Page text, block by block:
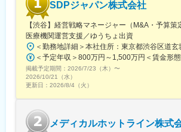
変更の範囲：会社の定める業務
プデートできる環境です。
■働き方：
◎完全在宅勤務のため、拠点（東京・大阪
なくてもご就業いただけます。
◎お昼休みの時間帯も自由なので、例えば
場合、お子様の通院やご都合に合わせて業
す。
※現在、関東関西のほか、九州、中部、東北
す。
SDPジャパン株式会社
【渋谷】経営戦略マネージャー（M&A・予算策
医療機関運営支援／ゆうちょ出資
掲載予定期間： 2026/7/23（木） 〜
2026/10/21（水）
更新日： 2026/8/4（火）
メディカルホットライン株式